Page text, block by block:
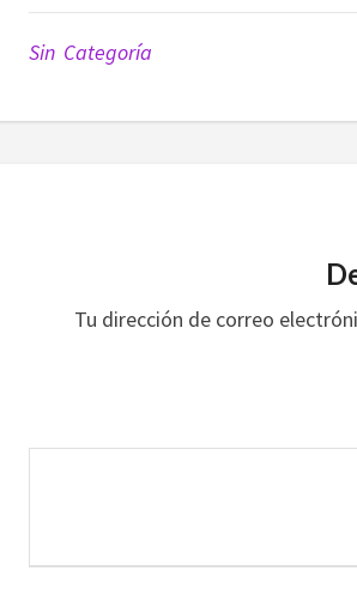
Sin Categoría
Tu dirección de correo